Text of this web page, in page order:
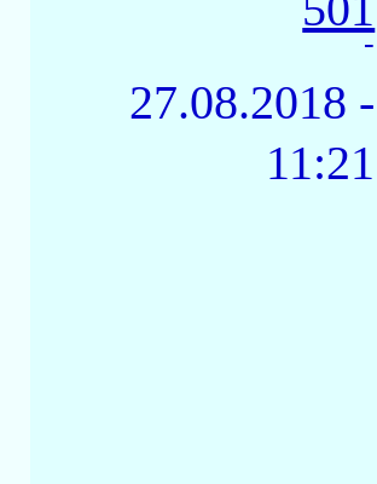
-
27.08.2018 -
11:21